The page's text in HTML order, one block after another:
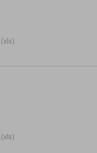
(xls)
(xls)